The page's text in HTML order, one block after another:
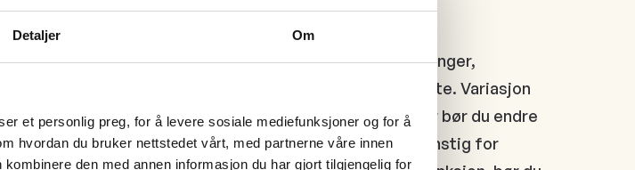
Detaljer Om
et personlig preg, for å levere sosiale mediefunksjoner og for å
hvordan du bruker nettstedet vårt, med partnerne våre innen
den med annen informasjon du har gjort tilgjengelig for
god bevegelighet i brystkassen. Pusteøvelser, tøyninger,
retninger og endring av stillinger er et godt sted å starte. Variasjon
(bolen), og vil styrke utpustingen fra lungene. Derfor bør du endre
av dagen. Å sitte, stå og gå med god holdning er gunstig for